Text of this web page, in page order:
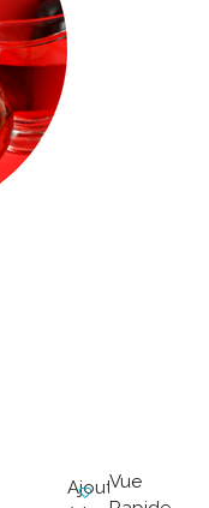
Ajouter
Vue